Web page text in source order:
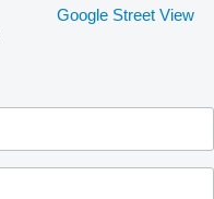
Google Street View